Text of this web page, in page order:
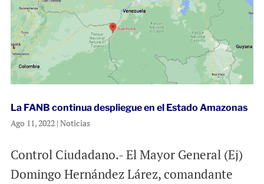
La FANB continua despliegue en el Estado Amazonas
Ago 11, 2022| Noticias
Control Ciudadano.- El Mayor General (Ej)
Domingo Hernández Lárez, comandante